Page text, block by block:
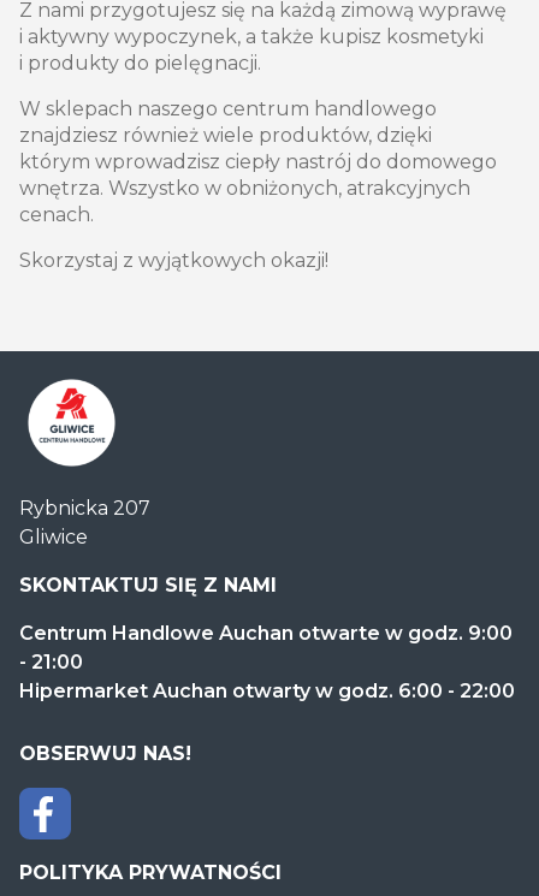
Z nami przygotujesz się na każdą zimową wyprawę
i aktywny wypoczynek, a także kupisz kosmetyki
i produkty do pielęgnacji.
W sklepach naszego centrum handlowego
znajdziesz również wiele produktów, dzięki
którym wprowadzisz ciepły nastrój do domowego
wnętrza. Wszystko w obniżonych, atrakcyjnych
cenach.
Skorzystaj z wyjątkowych okazji!
Handlowe
Auchan
Gliwice
Rybnicka 207
Gliwice
SKONTAKTUJ SIĘ Z NAMI
Centrum Handlowe Auchan otwarte w godz. 9:00
- 21:00
Hipermarket Auchan otwarty w godz. 6:00 - 22:00
OBSERWUJ NAS!
POLITYKA PRYWATNOŚCI